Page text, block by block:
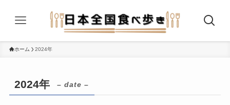
ホーム 2024年
2024年 – date –